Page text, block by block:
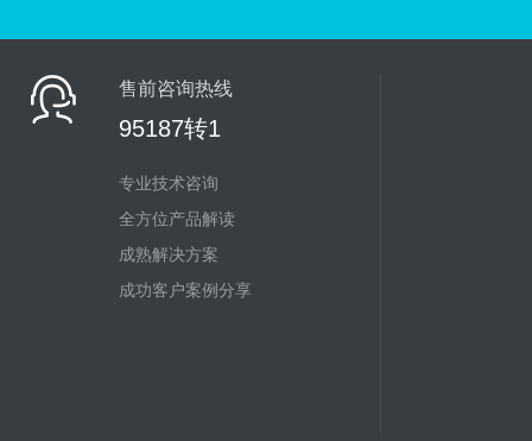
售前咨询热线
95187转1
专业技术咨询
全方位产品解读
成熟解决方案
成功客户案例分享